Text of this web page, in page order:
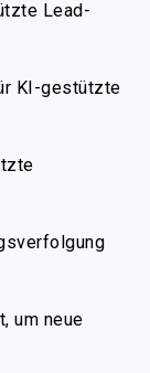
Lead-
KI-gestützte
um neue